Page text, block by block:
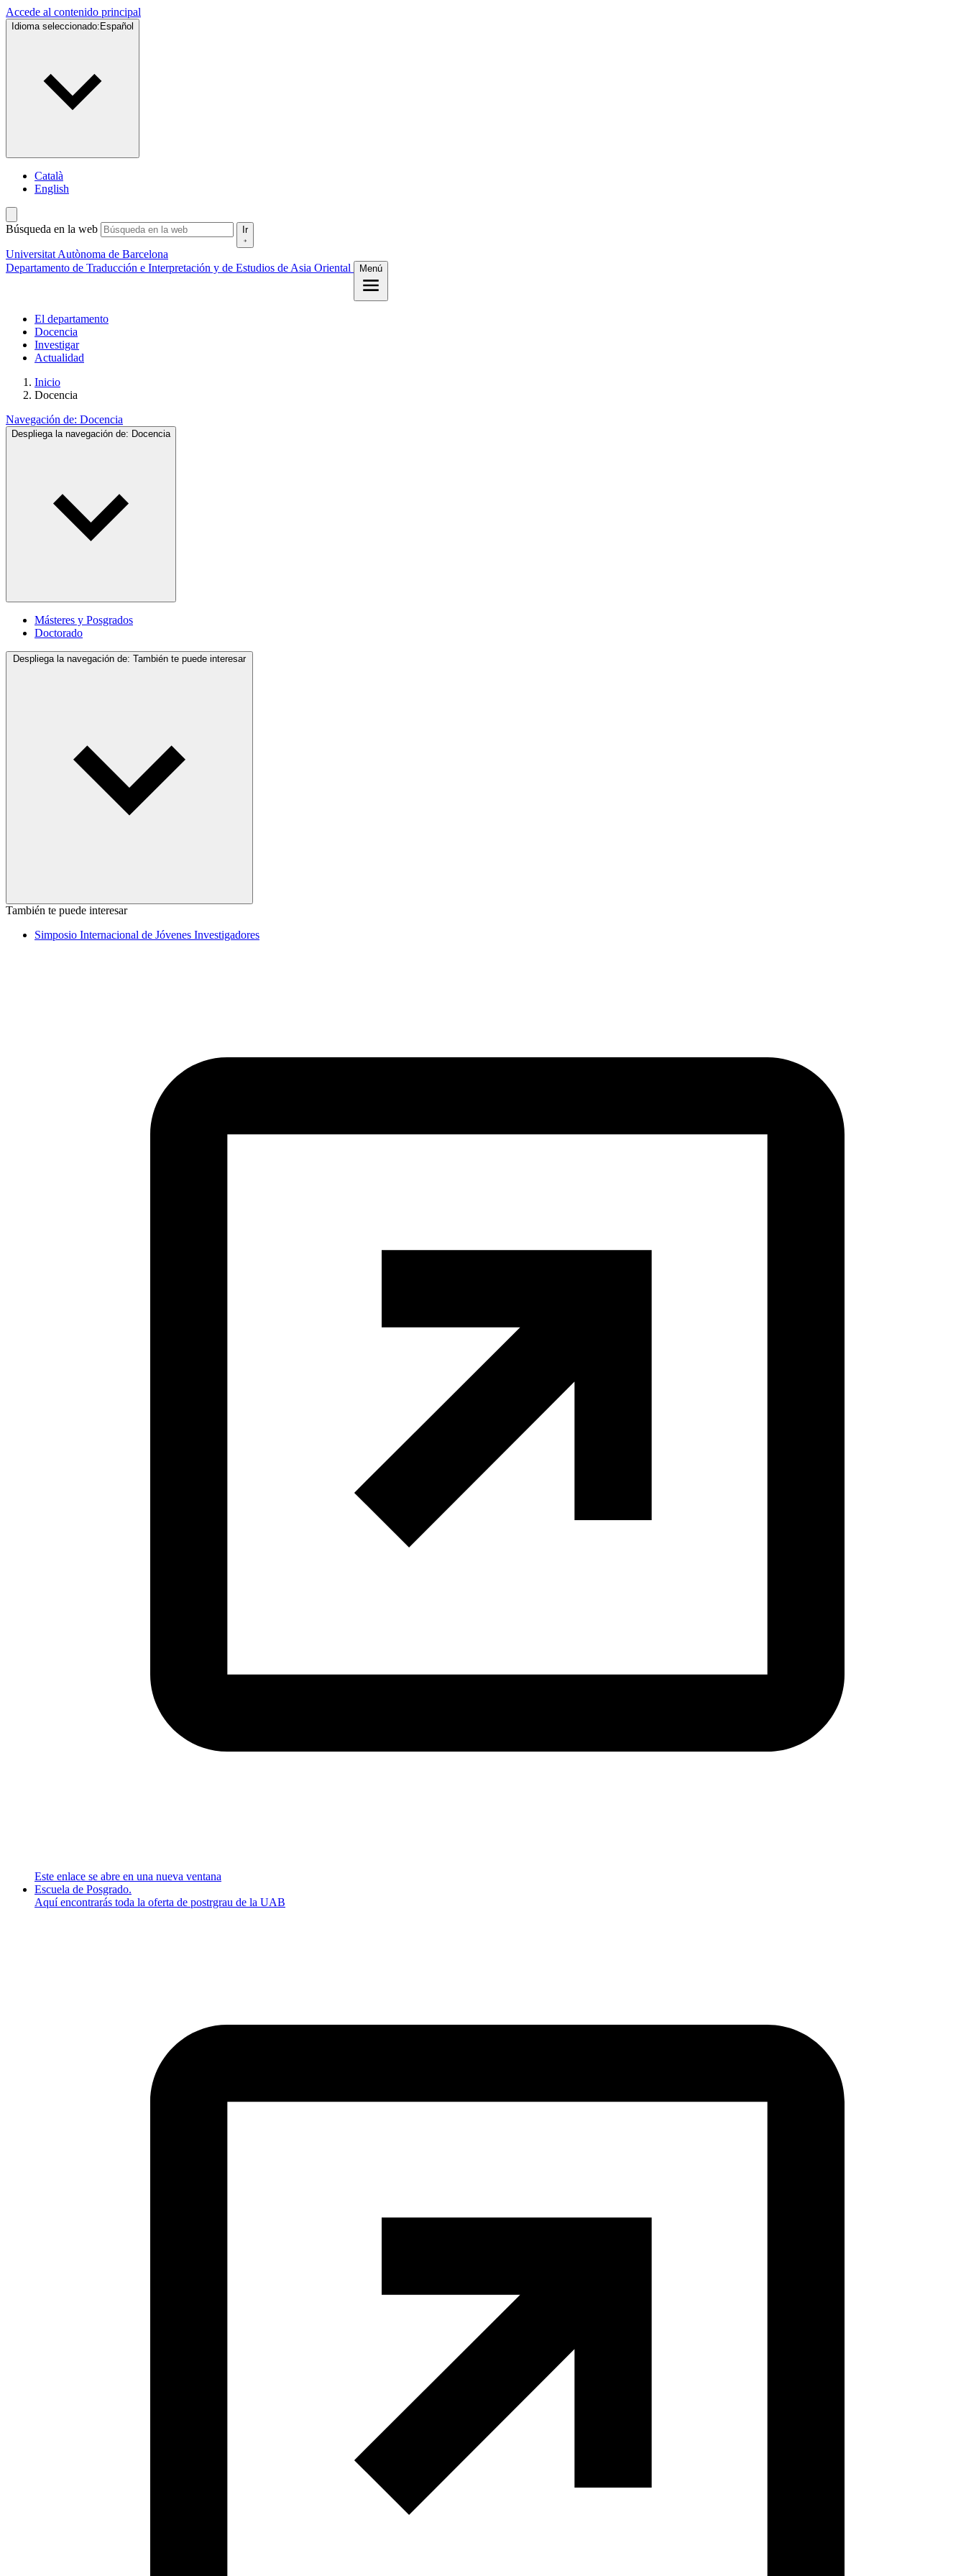
Accede al contenido principal
Idioma seleccionado: Español
Català
English
Búsqueda en la web Ir
Universitat Autònoma de Barcelona
Departamento de Traducción e Interpretación y de Estudios de Asia Oriental
Menú
El departamento
Docencia
Investigar
Actualidad
Inicio
Docencia
Navegación de: Docencia
Despliega la navegación de: Docencia
Másteres y Posgrados
Doctorado
Despliega la navegación de: También te puede interesar
También te puede interesar
Simposio Internacional de Jóvenes Investigadores
Este enlace se abre en una nueva ventana
Escuela de Posgrado.
Aquí encontrarás toda la oferta de postrgrau de la UAB